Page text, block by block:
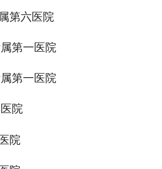
第六医院
第一医院
第一医院
院
院